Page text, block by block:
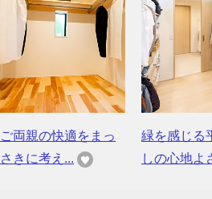
ご両親の快適をまっ
さきに考え...
緑を感じる
しの心地よ